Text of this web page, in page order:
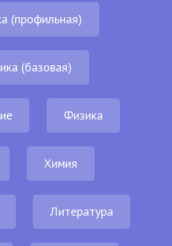
(профильная)
(базовая)
Физика
Химия
Литература